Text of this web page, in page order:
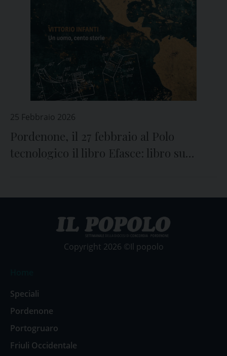
25 Febbraio 2026
Pordenone, il 27 febbraio al Polo
tecnologico il libro Efasce: libro su
Copyright 2026 ©Il popolo
Speciali
Pordenone
Portogruaro
Friuli Occidentale